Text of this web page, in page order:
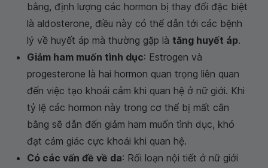
bằng, định lượng các hormon bị thay đổi đặc biệt
là aldosterone, điều này có thể dẫn tới các bệnh
lý về huyết áp mà thường gặp là tăng huyết áp.
Giảm ham muốn tình dục: Estrogen và
progesterone là hai hormon quan trọng liên quan
đến việc tạo khoái cảm khi quan hệ ở nữ giới. Khi
tỷ lệ các hormon này trong cơ thể bị mất cân
bằng sẽ dẫn đến giảm ham muốn tình dục, khó
đạt cảm giác cực khoái khi quan hệ.
Có các vấn đề về da: Rối loạn nội tiết ở nữ giới